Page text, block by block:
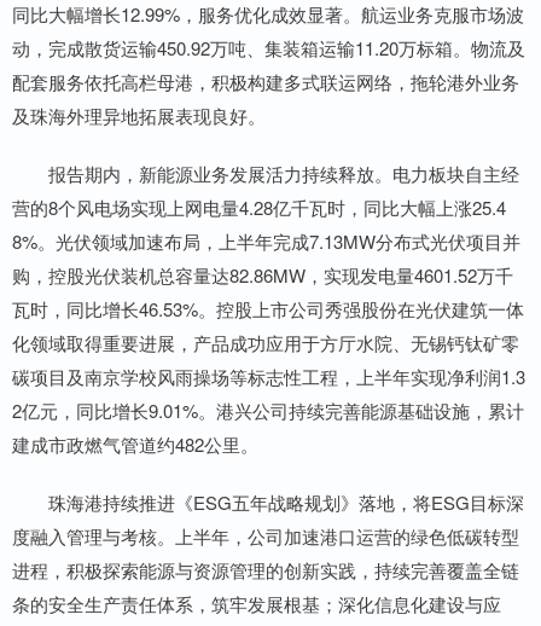
同比大幅增长12.99%，服务优化成效显著。航运业务克服市场波
动，完成散货运输450.92万吨、集装箱运输11.20万标箱。物流及
配套服务依托高栏母港，积极构建多式联运网络，拖轮港外业务
及珠海外理异地拓展表现良好。
报告期内，新能源业务发展活力持续释放。电力板块自主经
营的8个风电场实现上网电量4.28亿千瓦时，同比大幅上涨25.4
8%。光伏领域加速布局，上半年完成7.13MW分布式光伏项目并
购，控股光伏装机总容量达82.86MW，实现发电量4601.52万千
瓦时，同比增长46.53%。控股上市公司秀强股份在光伏建筑一体
化领域取得重要进展，产品成功应用于方厅水院、无锡钙钛矿零
碳项目及南京学校风雨操场等标志性工程，上半年实现净利润1.3
2亿元，同比增长9.01%。港兴公司持续完善能源基础设施，累计
建成市政燃气管道约482公里。
珠海港持续推进《ESG五年战略规划》落地，将ESG目标深
度融入管理与考核。上半年，公司加速港口运营的绿色低碳转型
进程，积极探索能源与资源管理的创新实践，持续完善覆盖全链
条的安全生产责任体系，筑牢发展根基；深化信息化建设与应